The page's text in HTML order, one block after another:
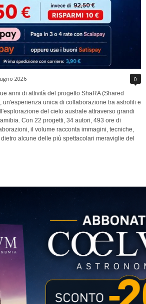
2026 0
anni di attività del progetto ShaRA (Shared
un'esperienza unica di collaborazione tra astrofili e
del cielo australe attraverso grandi
Con 22 progetti, 34 autori, 493 ore di
il volume racconta immagini, tecniche,
alcune delle più spettacolari meraviglie del